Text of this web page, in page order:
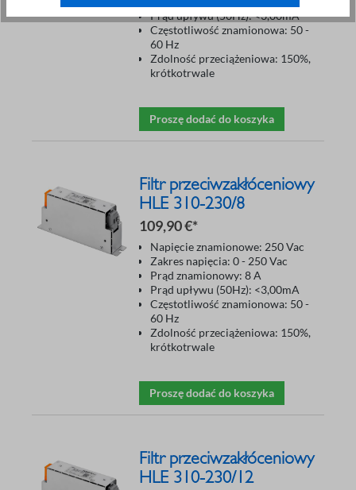
Prąd upływu (50Hz): <3,00mA
Częstotliwość znamionowa: 50 -
60 Hz
Zdolność przeciążeniowa: 150%,
krótkotrwale
Proszę dodać do koszyka
Filtr przeciwzakłóceniowy
HLE 310-230/8
109,90 €*
Napięcie znamionowe: 250 Vac
Zakres napięcia: 0 - 250 Vac
Prąd znamionowy: 8 A
Prąd upływu (50Hz): <3,00mA
Częstotliwość znamionowa: 50 -
60 Hz
Zdolność przeciążeniowa: 150%,
krótkotrwale
Proszę dodać do koszyka
Filtr przeciwzakłóceniowy
HLE 310-230/12